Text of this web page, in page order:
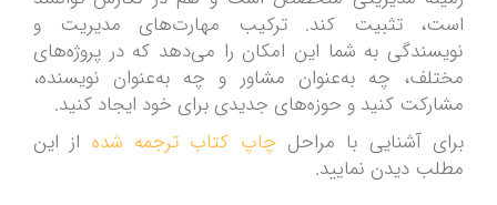
است، تثبیت کند. ترکیب مهارت‌های مدیریت و
نویسندگی به شما این امکان را می‌دهد که در پروژه‌های
مختلف، چه به‌عنوان مشاور و چه به‌عنوان نویسنده،
مشارکت کنید و حوزه‌های جدیدی برای خود ایجاد کنید.
برای آشنایی با مراحل چاپ کتاب ترجمه شده از این
مطلب دیدن نمایید.